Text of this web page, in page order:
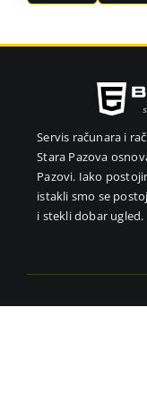
Servis računara i
Stara Pazova
Pazovi. Iako
istakli smo se
i stekli dobar ugled.